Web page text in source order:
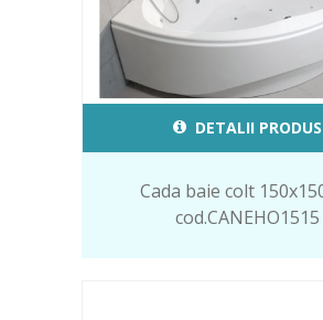
DETALII PRODUS
Cada baie colt
cod.CANEHO1515